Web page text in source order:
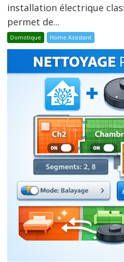
installation électrique
permet de...
Domotique Home Assistant